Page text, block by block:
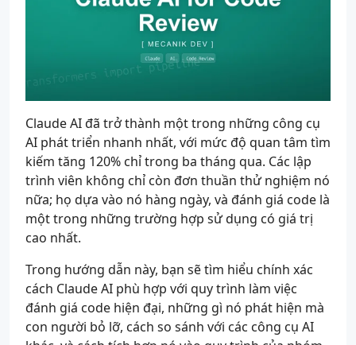
Claude AI đã trở thành một trong những công cụ
AI phát triển nhanh nhất, với mức độ quan tâm tìm
kiếm tăng 120% chỉ trong ba tháng qua. Các lập
trình viên không chỉ còn đơn thuần thử nghiệm nó
nữa; họ dựa vào nó hàng ngày, và đánh giá code là
một trong những trường hợp sử dụng có giá trị
cao nhất.
Trong hướng dẫn này, bạn sẽ tìm hiểu chính xác
cách Claude AI phù hợp với quy trình làm việc
đánh giá code hiện đại, những gì nó phát hiện mà
con người bỏ lỡ, cách so sánh với các công cụ AI